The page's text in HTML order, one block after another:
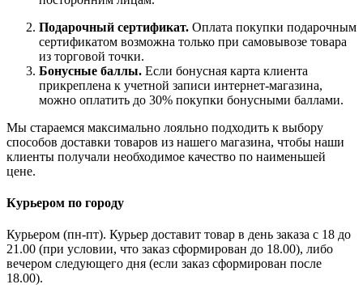
Подарочный сертификат. Оплата покупки подарочным
сертификатом возможна только при самовывозе товара
из торговой точки.
Бонусные баллы. Если бонусная карта клиента
прикреплена к учетной записи интернет-магазина,
можно оплатить до 30% покупки бонусными баллами.
Мы стараемся максимально лояльно подходить к выбору
способов доставки товаров из нашего магазина, чтобы наши
клиенты получали необходимое качество по наименьшей
цене.
Курьером по городу
Курьером (пн-пт). Курьер доставит товар в день заказа с 18 до
21.00 (при условии, что заказ сформирован до 18.00), либо
вечером следующего дня (если заказ сформирован после
18.00).